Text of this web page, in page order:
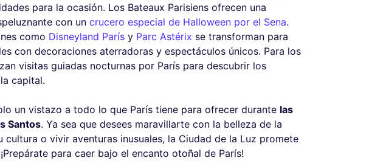
para la ocasión. Los Bateaux Parisiens ofrecen una
con un crucero especial de Halloween por el Sena.
como Disneyland París y Parc Astérix se transforman para
con decoraciones aterradoras y espectáculos únicos. Para los
visitas guiadas nocturnas por París para descubrir los
capital.
un vistazo a todo lo que París tiene para ofrecer durante las
Santos. Ya sea que desees maravillarte con la belleza de la
cultura o vivir aventuras inusuales, la Ciudad de la Luz promete
para caer bajo el encanto otoñal de París!